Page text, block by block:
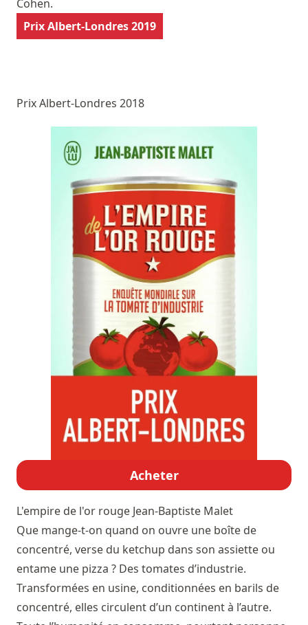
Cohen.
Prix Albert-Londres 2019
Prix Albert-Londres 2018
Acheter
L'empire de l'or rouge Jean-Baptiste Malet
Que mange-t-on quand on ouvre une boîte de
concentré, verse du ketchup dans son assiette ou
entame une pizza ? Des tomates d’industrie.
Transformées en usine, conditionnées en barils de
concentré, elles circulent d’un continent à l’autre.